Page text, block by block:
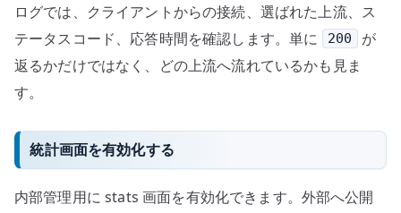
ログでは、クライアントからの接続、選ばれた上流、ス
テータスコード、応答時間を確認します。単に
200
が
返るかだけではなく、どの上流へ流れているかも見ま
す。
統計画面を有効化する
内部管理用に stats 画面を有効化できます。外部へ公開